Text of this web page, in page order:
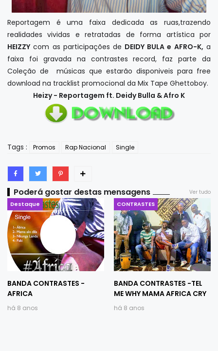
Reportagem é uma faixa dedicada as ruas,trazendo
realidades vividas e retratadas de forma artística por
HEIZZY com as participações de DEIDY BULA e AFRO-K, a
faixa foi gravada na contrastes record, faz parte da
Coleção de músicas que estarão disponiveis para free
download na tracklist promocional da Mix Tape Ghettoboy.
Heizy - Reportagem ft. Deidy Bulla & Afro K
Tags : Promos Rap Nacional Single
Poderá gostar destas mensagens Ver tudo
Destaque
BANDA CONTRASTES -
AFRICA
há 8 anos
CONTRASTES
BANDA CONTRASTES -TEL
ME WHY MAMA AFRICA CRY
há 8 anos